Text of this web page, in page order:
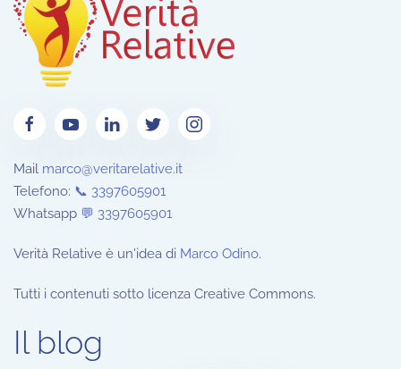
Mail marco@veritarelative.it
Telefono: 📞 3397605901
Whatsapp 💬 3397605901
Verità Relative è un'idea di Marco Odino.
Tutti i contenuti sotto licenza Creative Commons.
Il blog